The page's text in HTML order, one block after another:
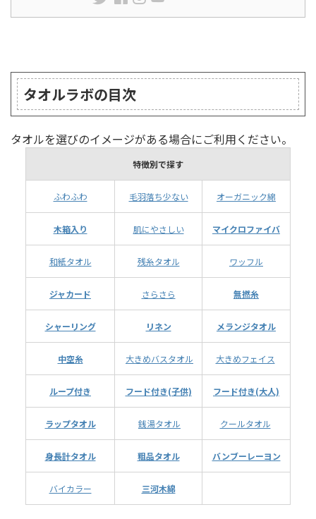
タオルラボの目次
タオルを選びのイメージがある場合にご利用ください。
特徴別で探す
ふわふわ 毛羽落ち少ない オーガニック綿
木箱入り 肌にやさしい マイクロファイバ
和紙タオル 残糸タオル ワッフル
ジャカード さらさら 無撚糸
シャーリング リネン メランジタオル
中空糸 大きめバスタオル 大きめフェイス
ループ付き フード付き(子供) フード付き(大人)
ラップタオル 銭湯タオル クールタオル
身長計タオル 粗品タオル バンブーレーヨン
バイカラー 三河木綿